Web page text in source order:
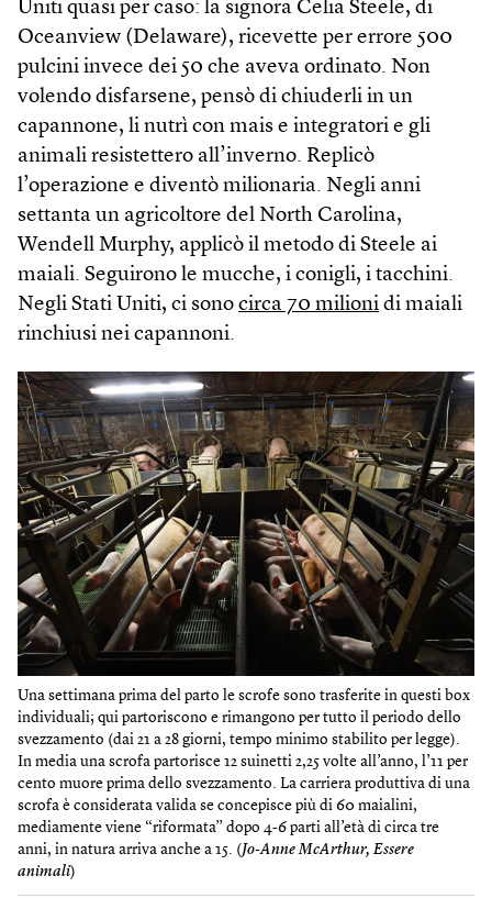
Uniti quasi per caso: la signora Celia Steele, di
Oceanview (Delaware), ricevette per errore 500
pulcini invece dei 50 che aveva ordinato. Non
volendo disfarsene, pensò di chiuderli in un
capannone, li nutrì con mais e integratori e gli
animali resistettero all’inverno. Replicò
l’operazione e diventò milionaria. Negli anni
settanta un agricoltore del North Carolina,
Wendell Murphy, applicò il metodo di Steele ai
maiali. Seguirono le mucche, i conigli, i tacchini.
Negli Stati Uniti, ci sono circa 70 milioni di maiali
rinchiusi nei capannoni.
Una settimana prima del parto le scrofe sono trasferite in questi box
individuali; qui partoriscono e rimangono per tutto il periodo dello
svezzamento (dai 21 a 28 giorni, tempo minimo stabilito per legge).
In media una scrofa partorisce 12 suinetti 2,25 volte all’anno, l’11 per
cento muore prima dello svezzamento. La carriera produttiva di una
scrofa è considerata valida se concepisce più di 60 maialini,
mediamente viene “riformata” dopo 4-6 parti all’età di circa tre
anni, in natura arriva anche a 15. (Jo-Anne McArthur, Essere
animali)